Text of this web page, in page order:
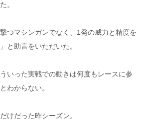
。
つマシンガンでなく、1発の威力と精度を
と助言をいただいた。
いった実戦での動きは何度もレースに参
わからない。
けだった昨シーズン。